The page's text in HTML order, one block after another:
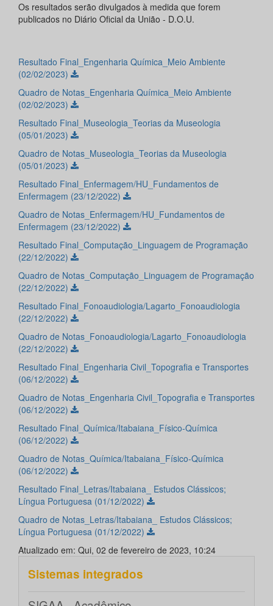
Os resultados serão divulgados à medida que forem
publicados no Diário Oficial da União - D.O.U.
Resultado Final_Engenharia Química_Meio Ambiente
(02/02/2023)
Quadro de Notas_Engenharia Química_Meio Ambiente
(02/02/2023)
Resultado Final_Museologia_Teorias da Museologia
(05/01/2023)
Quadro de Notas_Museologia_Teorias da Museologia
(05/01/2023)
Resultado Final_Enfermagem/HU_Fundamentos de
Enfermagem (23/12/2022)
Quadro de Notas_Enfermagem/HU_Fundamentos de
Enfermagem (23/12/2022)
Resultado Final_Computação_Linguagem de Programação
(22/12/2022)
Quadro de Notas_Computação_Linguagem de Programação
(22/12/2022)
Resultado Final_Fonoaudiologia/Lagarto_Fonoaudiologia
(22/12/2022)
Quadro de Notas_Fonoaudiologia/Lagarto_Fonoaudiologia
(22/12/2022)
Resultado Final_Engenharia Civil_Topografia e Transportes
(06/12/2022)
Quadro de Notas_Engenharia Civil_Topografia e Transportes
(06/12/2022)
Resultado Final_Química/Itabaiana_Físico-Química
(06/12/2022)
Quadro de Notas_Química/Itabaiana_Físico-Química
(06/12/2022)
Resultado Final_Letras/Itabaiana_ Estudos Clássicos;
Língua Portuguesa (01/12/2022)
Quadro de Notas_Letras/Itabaiana_ Estudos Clássicos;
Língua Portuguesa (01/12/2022)
Atualizado em: Qui, 02 de fevereiro de 2023, 10:24
Sistemas integrados